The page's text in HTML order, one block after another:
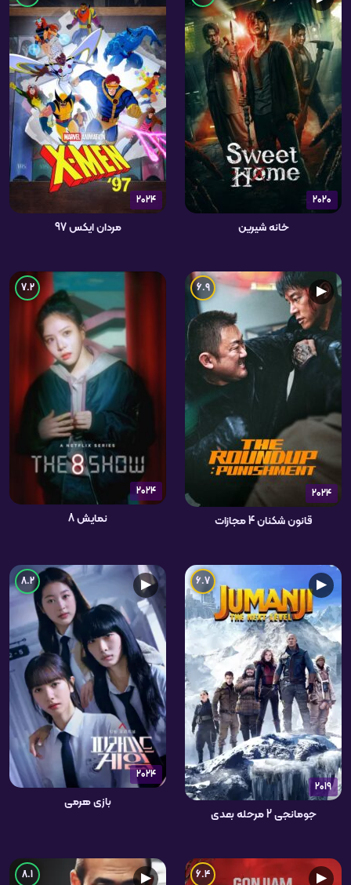
2020
خانه شیرین
2024
مردان ایکس 97
2024
▶
6.9
قانون شکنان 4 مجازات
2024
7.2
نمایش 8
2019
▶
6.7
جومانجی 2 مرحله بعدی
2024
▶
8.2
بازی هرمی
▶
6.4
▶
8.1